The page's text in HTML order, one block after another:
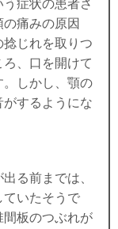
症状の患者さ
痛みの原因
じれを取りつ
、口を開けて
しかし、顎の
するようにな
る前までは、
ていたそうで
板のつぶれが